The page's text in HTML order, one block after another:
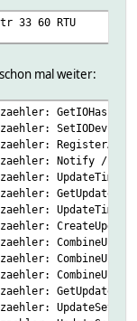
33 60 RTU
mal weiter:
SetIODev
Notify / Init:
GetUpdate
GetUpdate